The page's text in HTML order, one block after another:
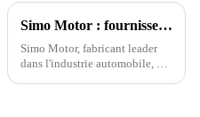
Simo Motor : fournisseur leader de moteurs à courant continu hautes performances et économes en énergie
Simo Motor, fabricant leader
dans l'industrie automobile, est